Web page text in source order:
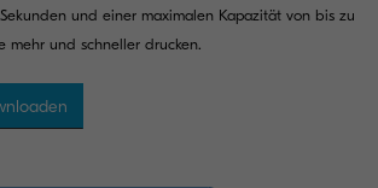
und einer maximalen Kapazität von bis zu
mehr und schneller drucken.